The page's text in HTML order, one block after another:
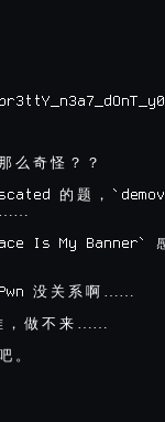
么 奇 怪 ？ ？
的 题 ，
……
Is My Banner`
没 关 系 啊 ……
， 做 不 来 ……
。